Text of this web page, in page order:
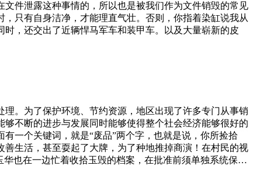
件泄露这种事情的，所以也是被我们作为文件销毁的常见
只有自身洁净，才能理直气壮。否则，你指着染缸说我从
，还交出了近辆悍马军车和装甲车。以及大量崭新的皮
。为了保护环境、节约资源，地区出现了许多专门从事销
不断的进步与发展同时能够使得整个社会经济能够很好的
一个关键词，就是“废品”两个字，也就是说，你所捡拾
生活，甚至耍起了大牌，为了种地推掉商演！在村民的视
也在一边忙着收拾玉毁的档案，在批准前须单独系统保